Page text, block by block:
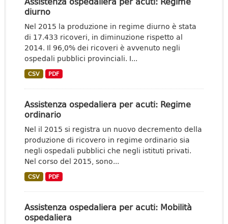
diurno
Nel 2015 la produzione in regime diurno è stata
di 17.433 ricoveri, in diminuzione rispetto al
2014. Il 96,0% dei ricoveri è avvenuto negli
ospedali pubblici provinciali. I...
CSV PDF
Assistenza ospedaliera per acuti: Regime
ordinario
Nel il 2015 si registra un nuovo decremento della
produzione di ricovero in regime ordinario sia
negli ospedali pubblici che negli istituti privati.
Nel corso del 2015, sono...
CSV PDF
Assistenza ospedaliera per acuti: Mobilità
ospedaliera